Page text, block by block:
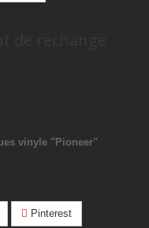
vinyle "Pioneer"
Pinterest